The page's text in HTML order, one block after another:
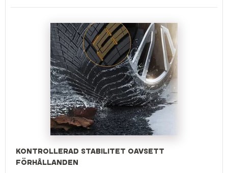
KONTROLLERAD STABILITET OAVSETT
FÖRHÅLLANDEN